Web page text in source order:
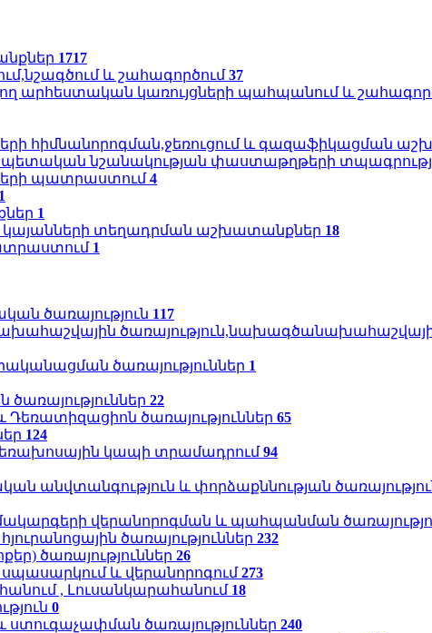
1717
և շահագործում37
արհեստական կառույցների պահպանում և
հիմնանորոգման,ջեռուցում և գազաֆիկացման
նշանակության փաստաթղթերի
պատրաստում4
1
կայանների տեղադրման աշխատանքներ 18
1
ծառայություն 117
ծառայություններ 1
22
ծառայություններ 65
124
կապի տրամադրում94
անվտանգություն և փորձաքննության
վերանորոգման և պահպանման
ծառայություններ 232
ծառայություններ 26
և վերանորոգում273
, Լուսանկարահանում 18
0
ծառայություններ 240